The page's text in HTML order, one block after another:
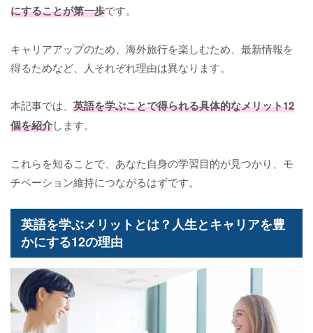
にすることが第一歩です。
キャリアアップのため、海外旅行を楽しむため、最新情報を
得るためなど、人それぞれ理由は異なります。
本記事では、 英語を学ぶことで得られる具体的なメリット12
個を紹介します。
これらを知ることで、あなた自身の学習目的が見つかり、モ
チベーション維持につながるはずです。
英語を学ぶメリットとは？人生とキャリアを豊
かにする12の理由